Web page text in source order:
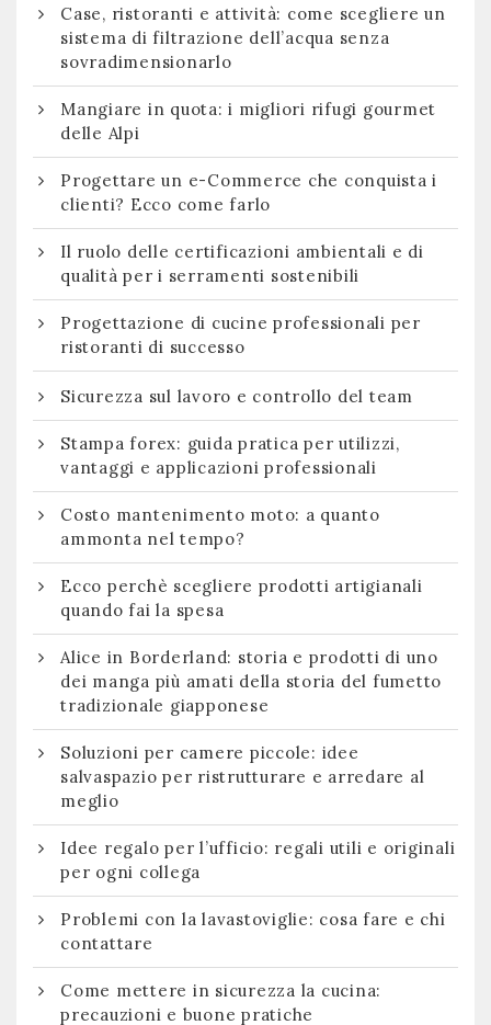
Case, ristoranti e attività: come scegliere un
sistema di filtrazione dell’acqua senza
sovradimensionarlo
Mangiare in quota: i migliori rifugi gourmet
delle Alpi
Progettare un e-Commerce che conquista i
clienti? Ecco come farlo
Il ruolo delle certificazioni ambientali e di
qualità per i serramenti sostenibili
Progettazione di cucine professionali per
ristoranti di successo
Sicurezza sul lavoro e controllo del team
Stampa forex: guida pratica per utilizzi,
vantaggi e applicazioni professionali
Costo mantenimento moto: a quanto
ammonta nel tempo?
Ecco perchè scegliere prodotti artigianali
quando fai la spesa
Alice in Borderland: storia e prodotti di uno
dei manga più amati della storia del fumetto
tradizionale giapponese
Soluzioni per camere piccole: idee
salvaspazio per ristrutturare e arredare al
meglio
Idee regalo per l’ufficio: regali utili e originali
per ogni collega
Problemi con la lavastoviglie: cosa fare e chi
contattare
Come mettere in sicurezza la cucina:
precauzioni e buone pratiche